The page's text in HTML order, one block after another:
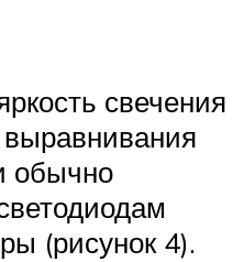
свечения
обычно
(рисунок 4).